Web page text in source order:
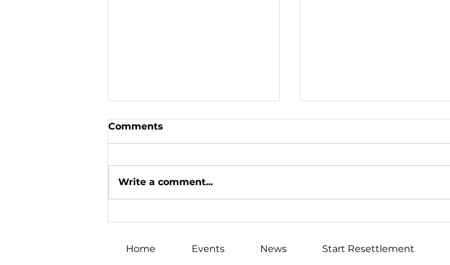
in Vancouver (Canada
Place)
Vancouver
Comments
Write a comment...
Home Events News Start Resettlement